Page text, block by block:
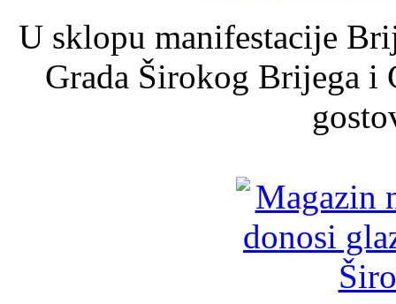
U sklopu manifestacije
Grada Širokog Brijega